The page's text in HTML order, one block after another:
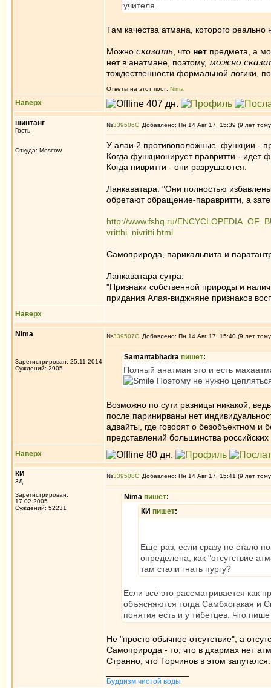
учителя.
Там качества атмана, которого
Можно сказать , что нет предмета, а
нет в анатмане, поэтому, можно
тождественности формальной логики,
Ответы на этот пост: Nima
Наверх
шинтанг
Гость
Откуда: Moscow
№339506 Добавлено: Пн 14 Авг 17, 15:39 (9 лет
У алаи 2 противоположные функции -
Когда функционирует правритти - идет
Когда нивритти - они разрушаются.
Ланкаватара: "Они полностью
обретают обращение-паравритти, а
http://www.fshq.ru/
vritthi_nivritti.html
Самоприрода, парикальпита и
Ланкаватара сутра:
"Признаки собственной природы и
придания Алая-виджняне признаков
Наверх
Nima
Зарегистрирован: 25.11.2014
Суждений: 2905
№339507 Добавлено: Пн 14 Авг 17, 15:40 (9 лет
Samantabhadra пишет:
Полный анатман это и есть
Поэтому не нужно
Возможно по сути разницы никакой,
после паринирваны нет
адвайты, где говорят о безобъектном
представлений большинства
Наверх
КИ
3Д
Зарегистрирован:
17.02.2005
Суждений: 52231
№339508 Добавлено: Пн 14 Авг 17, 15:41 (9 лет
Nima пишет:
КИ пишет:
Еще раз, если сразу не стало
определена, как "отсутствие
там стали гнать пургу?
Если всё это рассматривается как
объясняются тогда Самбхогакая и
понятия есть и у тибетцев. Что
Не "просто обычное отсутствие", а
Самоприрода - то, что в дхармах нет
Странно, что Торчинов в этом запутался.
Буддизм чистой воды